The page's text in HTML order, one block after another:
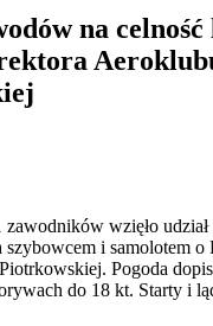
na celność
wzięło
szybowcem i samolotem o
. Pogoda
do 18 kt. Starty i